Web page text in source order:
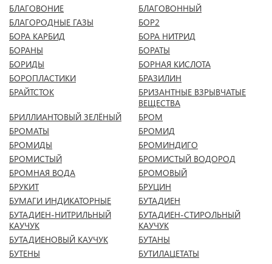
БЛАГОВОНИЕ
БЛАГОВОННЫЙ
БЛАГОРОДНЫЕ ГАЗЫ
БОР2
БОРА КАРБИД
БОРА НИТРИД
БОРАНЫ
БОРАТЫ
БОРИДЫ
БОРНАЯ КИСЛОТА
БОРОПЛАСТИКИ
БРАЗИЛИН
БРАЙТСТОК
БРИЗАНТНЫЕ ВЗРЫВЧАТЫЕ
ВЕЩЕСТВА
БРИЛЛИАНТОВЫЙ ЗЕЛЁНЫЙ
БРОМ
БРОМАТЫ
БРОМИД
БРОМИДЫ
БРОМИНДИГО
БРОМИСТЫЙ
БРОМИСТЫЙ ВОДОРОД
БРОМНАЯ ВОДА
БРОМОВЫЙ
БРУКИТ
БРУЦИН
БУМАГИ ИНДИКАТОРНЫЕ
БУТАДИЕН
БУТАДИЕН-НИТРИЛЬНЫЙ
КАУЧУК
БУТАДИЕН-СТИРОЛЬНЫЙ
КАУЧУК
БУТАДИЕНОВЫЙ КАУЧУК
БУТАНЫ
БУТЕНЫ
БУТИЛАЦЕТАТЫ